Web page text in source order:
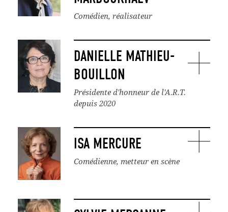
Comédien, réalisateur
DANIELLE MATHIEU-
BOUILLON
Présidente d'honneur de l'A.R.T.
depuis 2020
ISA MERCURE
Comédienne, metteur en scène